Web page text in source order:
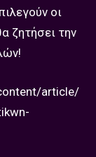
οι
ζητήσει την
article/